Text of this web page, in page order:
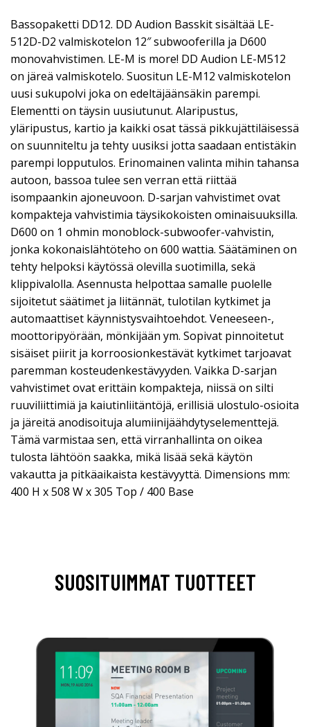
Bassopaketti DD12. DD Audion Basskit sisältää LE-
512D-D2 valmiskotelon 12″ subwooferilla ja D600
monovahvistimen. LE-M is more! DD Audion LE-M512
on järeä valmiskotelo. Suositun LE-M12 valmiskotelon
uusi sukupolvi joka on edeltäjäänsäkin parempi.
Elementti on täysin uusiutunut. Alaripustus,
yläripustus, kartio ja kaikki osat tässä pikkujättiläisessä
on suunniteltu ja tehty uusiksi jotta saadaan entistäkin
parempi lopputulos. Erinomainen valinta mihin tahansa
autoon, bassoa tulee sen verran että riittää
isompaankin ajoneuvoon. D-sarjan vahvistimet ovat
kompakteja vahvistimia täysikokoisten ominaisuuksilla.
D600 on 1 ohmin monoblock-subwoofer-vahvistin,
jonka kokonaislähtöteho on 600 wattia. Säätäminen on
tehty helpoksi käytössä olevilla suotimilla, sekä
klippivalolla. Asennusta helpottaa samalle puolelle
sijoitetut säätimet ja liitännät, tulotilan kytkimet ja
automaattiset käynnistysvaihtoehdot. Veneeseen-,
moottoripyörään, mönkijään ym. Sopivat pinnoitetut
sisäiset piirit ja korroosionkestävät kytkimet tarjoavat
paremman kosteudenkestävyyden. Vaikka D-sarjan
vahvistimet ovat erittäin kompakteja, niissä on silti
ruuviliittimiä ja kaiutinliitäntöjä, erillisiä ulostulo-osioita
ja järeitä anodisoituja alumiinijäähdytyselementtejä.
Tämä varmistaa sen, että virranhallinta on oikea
tulosta lähtöön saakka, mikä lisää sekä käytön
vakautta ja pitkäaikaista kestävyyttä. Dimensions mm:
400 H x 508 W x 305 Top / 400 Base
SUOSITUIMMAT TUOTTEET